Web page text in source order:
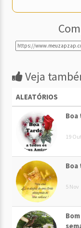
Veja
ALEATÓRIOS
Boa
19 Out
Boa
5 Nov